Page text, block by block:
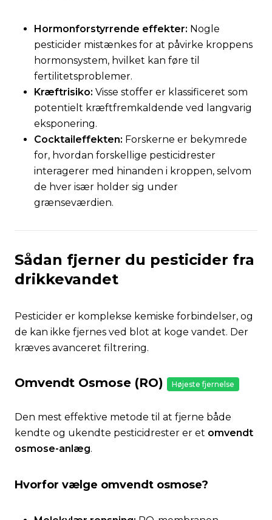
Hormonforstyrrende effekter: Nogle
pesticider mistænkes for at påvirke kroppens
hormonsystem, hvilket kan føre til
fertilitetsproblemer.
Kræftrisiko: Visse stoffer er klassificeret som
potentielt kræftfremkaldende ved langvarig
eksponering.
Cocktaileffekten: Forskerne er bekymrede
for, hvordan forskellige pesticidrester
interagerer med hinanden i kroppen, selvom
de hver især holder sig under
grænseværdien.
Sådan fjerner du pesticider fra
drikkevandet
Pesticider er komplekse kemiske forbindelser, og
de kan ikke fjernes ved blot at koge vandet. Der
kræves avanceret filtrering.
Omvendt Osmose (RO) Højeste fjernelse
Den mest effektive metode til at fjerne både
kendte og ukendte pesticidrester er et omvendt
osmose-anlæg.
Hvorfor vælge omvendt osmose?